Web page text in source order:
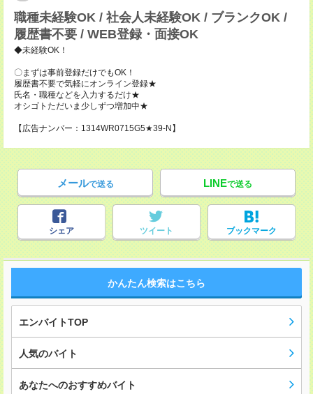
職種未経験OK / 社会人未経験OK / ブランクOK /
履歴書不要 / WEB登録・面接OK
◆未経験OK！
〇まずは事前登録だけでもOK！
履歴書不要で気軽にオンライン登録★
氏名・職種などを入力するだけ★
オシゴトただいま少しずつ増加中★
【広告ナンバー：1314WR0715G5★39-N】
メールで送る LINEで送る
シェア ツイート ブックマーク
かんたん検索はこちら
エンバイトTOP
人気のバイト
あなたへのおすすめバイト